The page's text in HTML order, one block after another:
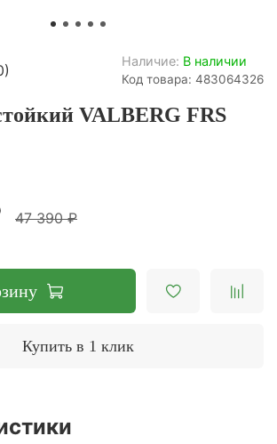
Наличие: В наличии
Код товара: 483064326
VALBERG FRS
47 390 ₽
Купить в 1 клик